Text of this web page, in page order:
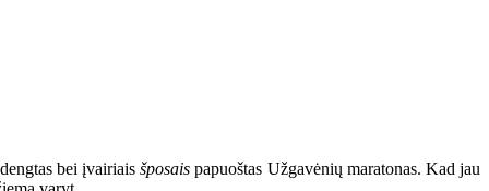
bei įvairiaisšposais papuoštas Užgavėnių maratonas. Kad jau